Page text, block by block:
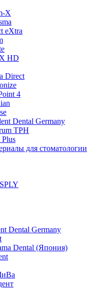
X
eXtra
HD
Direct
4
Dental Germany
TPH
для стоматологии
Dental Germany
Dental (Япония)